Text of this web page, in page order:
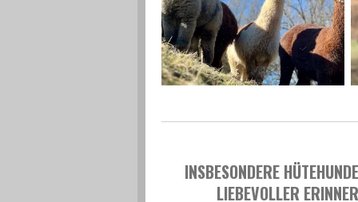
INSBESONDERE
LIEBEVOLLER